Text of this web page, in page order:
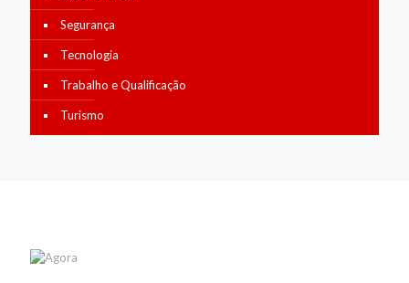
Segurança
Tecnologia
Trabalho e Qualificação
Turismo